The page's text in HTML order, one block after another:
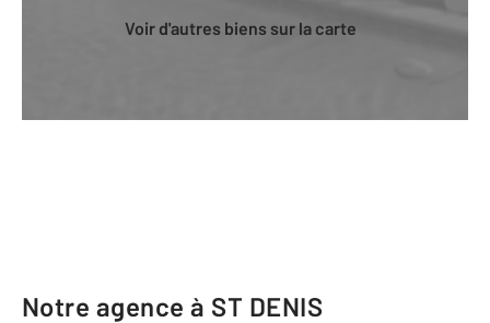
Voir d'autres biens sur la carte
Notre agence à ST DENIS